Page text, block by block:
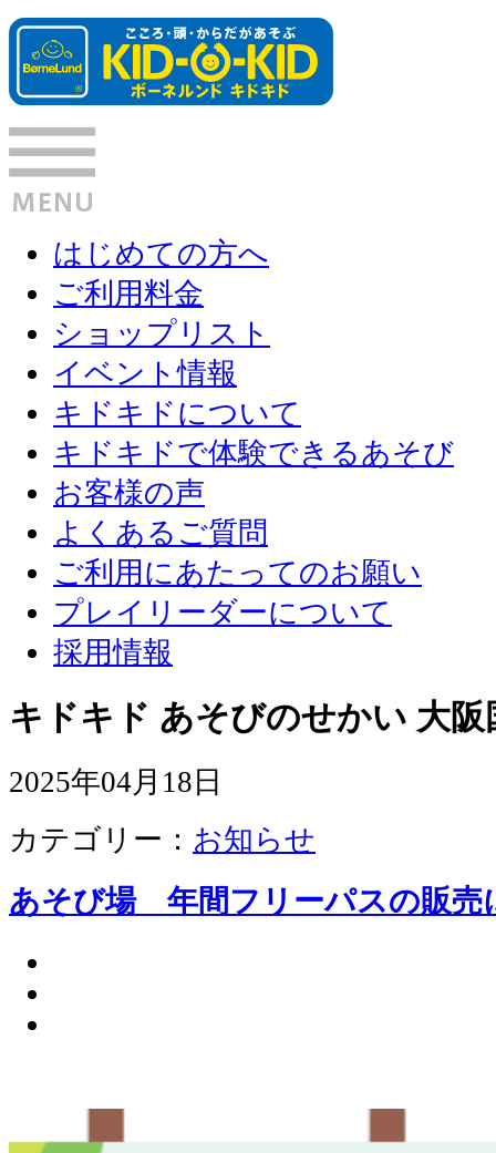
はじめての方へ
ご利用料金
ショップリスト
イベント情報
キドキドについて
キドキドで体験できるあそび
お客様の声
よくあるご質問
ご利用にあたってのお願い
プレイリーダーについて
採用情報
キドキド あそびのせかい 大
2025年04月18日
カテゴリー： お知らせ
あそび場 年間フリーパスの販売